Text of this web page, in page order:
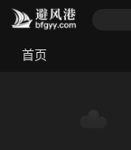
首页